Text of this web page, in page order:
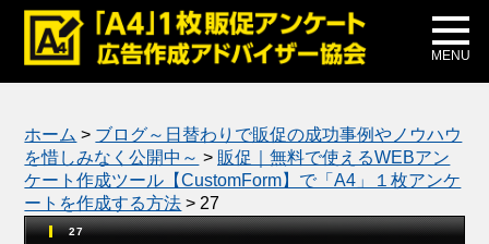
MENU
メディア掲載
公式ブログ
ホーム > ブログ～日替わりで販促の成功事例やノウハウ
を惜しみなく公開中～ > 販促｜無料で使えるWEBアン
ケート作成ツール【CustomForm】で「A4」１枚アンケ
ートを作成する方法 > 27
27